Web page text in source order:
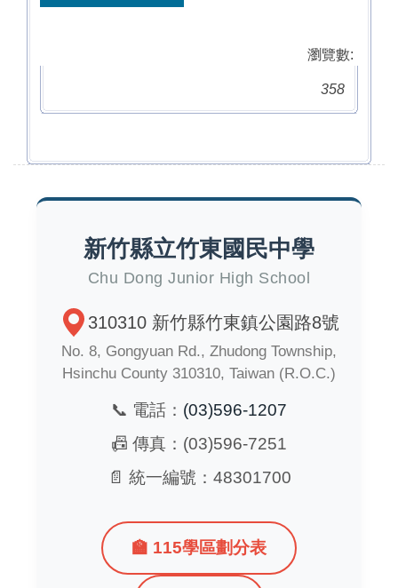
瀏覽數:
358
新竹縣立竹東國民中學
Chu Dong Junior High School
310310 新竹縣竹東鎮公園路8號
No. 8, Gongyuan Rd., Zhudong Township,
Hsinchu County 310310, Taiwan (R.O.C.)
📞 電話： (03)596-1207
📠 傳真：(03)596-7251
📄 統一編號：48301700
🏫 115學區劃分表